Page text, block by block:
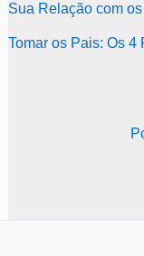
Sua Relação com
Tomar os Pais: Os